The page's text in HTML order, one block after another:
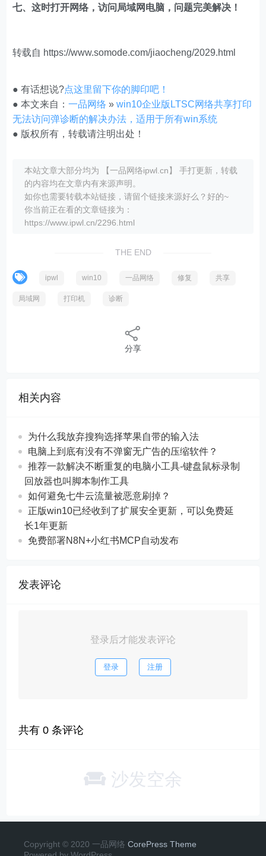
七、这时打开网络，访问局域网电脑，问题完美解决！
转载自 https://www.somode.com/jiaocheng/2029.html
● 有话想说?点这里留下你的脚印吧！
● 本文来自：一品网络 »win10企业版LTSC网络共享打印
无法访问弹诊断的解决办法，适用于所有win系统
● 版权所有，转载请注明出处！
本站文章大部分均为 【一品网络ipwl.cn】 手打更新，转载
的内容均在文章内有来源声明。
如你也需要转载本站链接，请留个链接来源好么？好的~
你当前正在看的文章链接为：
https://www.ipwl.cn/2296.html
THE END
ipwl win10 一品网络 修复 共享
局域网 打印机 诊断
分享
相关内容
为什么我放弃搜狗选择苹果自带的输入法
电脑上到底有没有不弹窗无广告的压缩软件？
推荐一款解决不断重复的电脑小工具-键盘鼠标录制
回放器也叫脚本制作工具
如何避免七牛云流量被恶意刷掉？
正版win10已经收到了扩展安全更新，可以免费延
长1年更新
免费部署N8N+小红书MCP自动发布
发表评论
登录后才能发表评论
登录 注册
共有0 条评论
沙发空余
Copyright © 2020 一品网络 CorePress Theme